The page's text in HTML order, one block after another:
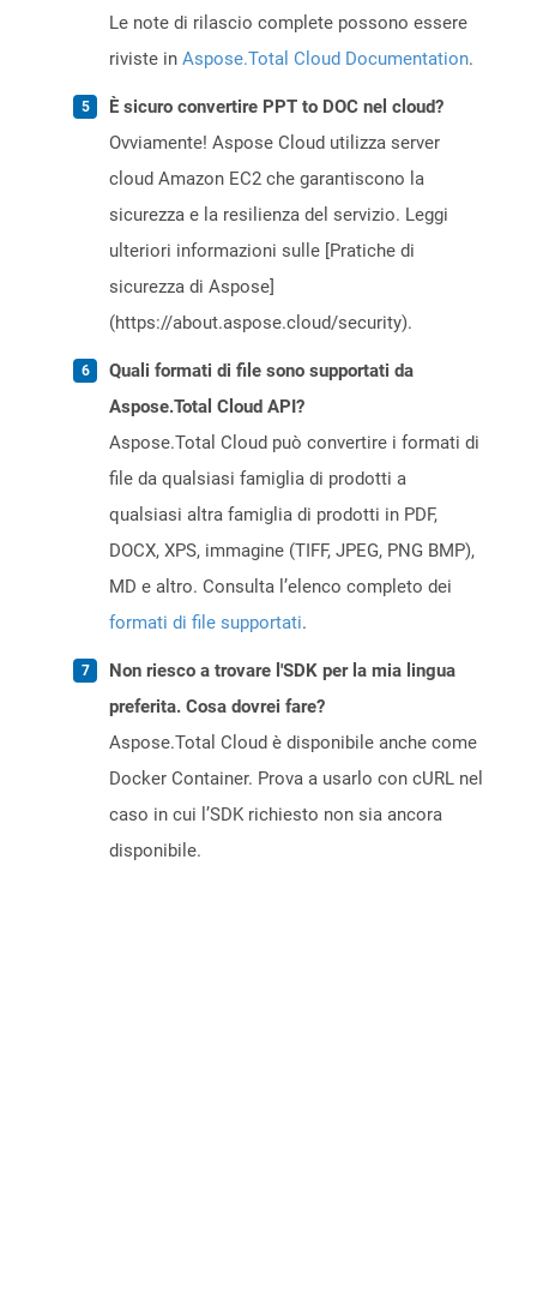
Le note di rilascio complete possono essere
riviste in Aspose.Total Cloud Documentation.
È sicuro convertire PPT to DOC nel cloud?
Ovviamente! Aspose Cloud utilizza server
cloud Amazon EC2 che garantiscono la
sicurezza e la resilienza del servizio. Leggi
ulteriori informazioni sulle [Pratiche di
sicurezza di Aspose]
(https://about.aspose.cloud/security).
Quali formati di file sono supportati da
Aspose.Total Cloud API?
Aspose.Total Cloud può convertire i formati di
file da qualsiasi famiglia di prodotti a
qualsiasi altra famiglia di prodotti in PDF,
DOCX, XPS, immagine (TIFF, JPEG, PNG BMP),
MD e altro. Consulta l’elenco completo dei
formati di file supportati.
Non riesco a trovare l'SDK per la mia lingua
preferita. Cosa dovrei fare?
Aspose.Total Cloud è disponibile anche come
Docker Container. Prova a usarlo con cURL nel
caso in cui l’SDK richiesto non sia ancora
disponibile.